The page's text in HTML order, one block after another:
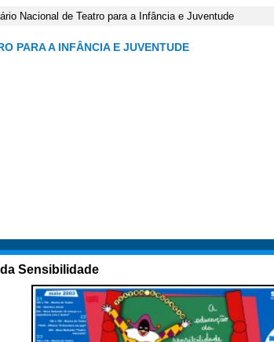
Nacional de Teatro para a Infância e Juventude
PARA A INFÂNCIA E JUVENTUDE
Sensibilidade